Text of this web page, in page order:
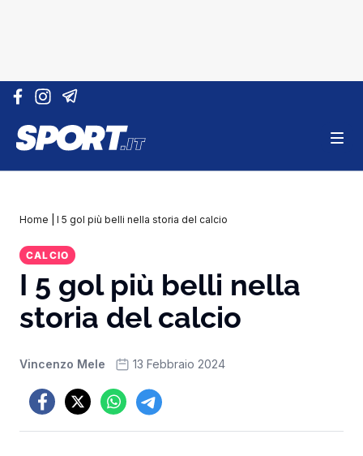
Vai al contenuto
Home I 5 gol più belli nella storia del calcio
CALCIO
I 5 gol più belli nella
storia del calcio
Vincenzo Mele 13 Febbraio 2024